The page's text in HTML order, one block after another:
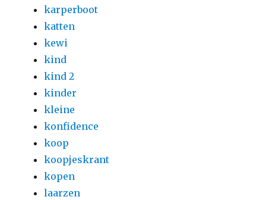
karperboot
katten
kewi
kind
kind 2
kinder
kleine
konfidence
koop
koopjeskrant
kopen
laarzen